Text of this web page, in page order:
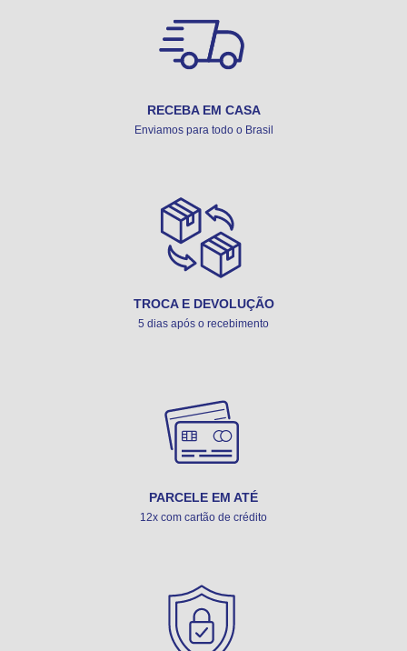
RECEBA EM CASA
Enviamos para todo o Brasil
TROCA E DEVOLUÇÃO
5 dias após o recebimento
PARCELE EM ATÉ
12x com cartão de crédito